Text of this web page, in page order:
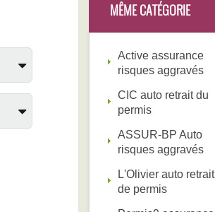
MÊME CATÉGORIE
Active assurance
risques aggravés
CIC auto retrait du
permis
ASSUR-BP Auto
risques aggravés
L'Olivier auto retrait
de permis